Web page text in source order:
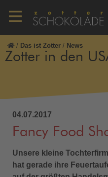
/ Das ist Zotter / News
Zotter in den
04.07.2017
Fancy Food
Unsere kleine
hat gerade ihre